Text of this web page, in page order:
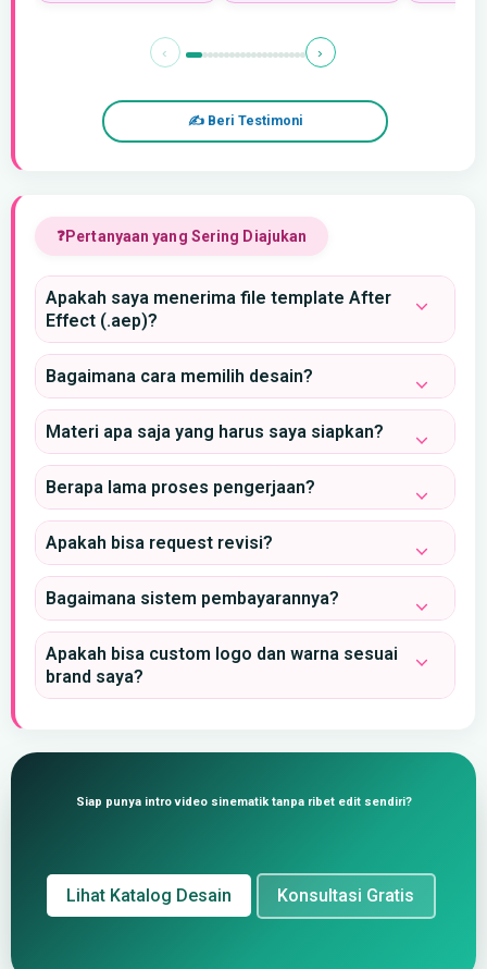
‹ ›
✍ Beri Testimoni
Pertanyaan yang Sering Diajukan
Apakah saya menerima file template After
Effect (.aep)?
Bagaimana cara memilih desain?
Materi apa saja yang harus saya siapkan?
Berapa lama proses pengerjaan?
Apakah bisa request revisi?
Bagaimana sistem pembayarannya?
Apakah bisa custom logo dan warna sesuai
brand saya?
Siap punya intro video sinematik tanpa ribet edit sendiri?
Lihat Katalog Desain Konsultasi Gratis